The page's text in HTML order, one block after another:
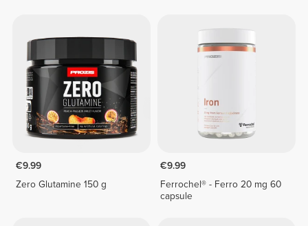
€9.99
Zero Glutamine 150 g
€9.99
Ferrochel® - Ferro 20 mg 60
capsule